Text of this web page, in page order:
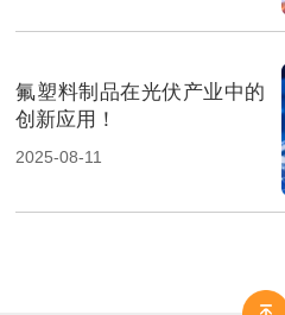
氟塑料制品在光伏产业中的
创新应用！
2025-08-11